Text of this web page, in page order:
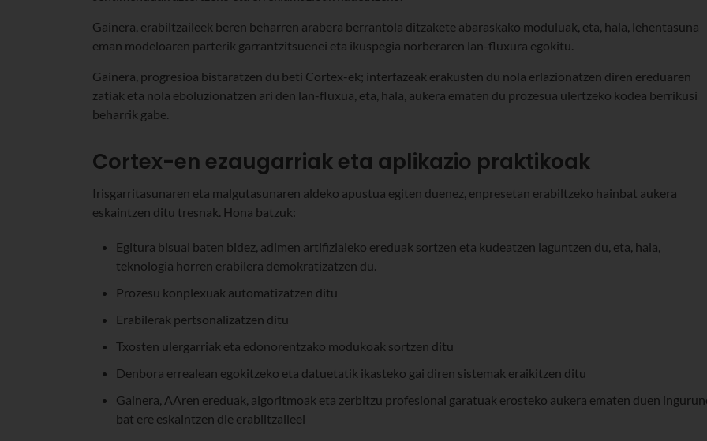
Gainera, erabiltzaileek beren beharren arabera berrantola ditzakete abaraskako moduluak, eta, hala, lehentasuna
eman modeloaren parterik garrantzitsuenei eta ikuspegia norberaren lan-fluxura egokitu.
Gainera, progresioa bistaratzen du beti Cortex-ek; interfazeak erakusten du nola erlazionatzen diren ereduaren
zatiak eta nola eboluzionatzen ari den lan-fluxua, eta, hala, aukera ematen du prozesua ulertzeko kodea berrikusi
beharrik gabe.
Cortex-en ezaugarriak eta aplikazio praktikoak
Irisgarritasunaren eta malgutasunaren aldeko apustua egiten duenez, enpresetan erabiltzeko hainbat aukera
eskaintzen ditu tresnak. Hona batzuk:
Egitura bisual baten bidez, adimen artifizialeko ereduak sortzen eta kudeatzen laguntzen du, eta, hala,
teknologia horren erabilera demokratizatzen du.
Prozesu konplexuak automatizatzen ditu
Erabilerak pertsonalizatzen ditu
Txosten ulergarriak eta edonorentzako modukoak sortzen ditu
Denbora errealean egokitzeko eta datuetatik ikasteko gai diren sistemak eraikitzen ditu
Gainera, AAren ereduak, algoritmoak eta zerbitzu profesional garatuak erosteko aukera ematen duen
bat ere eskaintzen die erabiltzaileei